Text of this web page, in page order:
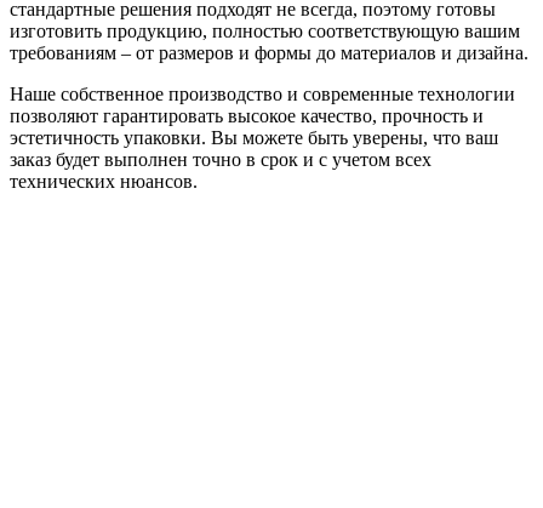
стандартные решения подходят не всегда, поэтому готовы
изготовить продукцию, полностью соответствующую вашим
требованиям – от размеров и формы до материалов и дизайна.
Наше собственное производство и современные технологии
позволяют гарантировать высокое качество, прочность и
эстетичность упаковки. Вы можете быть уверены, что ваш
заказ будет выполнен точно в срок и с учетом всех
технических нюансов.